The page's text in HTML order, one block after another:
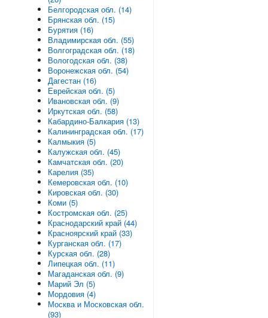
Белгородская обл. (14)
Брянская обл. (15)
Бурятия (16)
Владимирская обл. (55)
Волгоградская обл. (18)
Вологодская обл. (38)
Воронежская обл. (54)
Дагестан (16)
Еврейская обл. (5)
Ивановская обл. (9)
Иркутская обл. (58)
Кабардино-Балкария (13)
Калининградская обл. (17)
Калмыкия (5)
Калужская обл. (45)
Камчатская обл. (20)
Карелия (35)
Кемеровская обл. (10)
Кировская обл. (30)
Коми (5)
Костромская обл. (25)
Краснодарский край (44)
Красноярский край (33)
Курганская обл. (17)
Курская обл. (28)
Липецкая обл. (11)
Магаданская обл. (9)
Марий Эл (5)
Мордовия (4)
Москва и Московская обл.
(93)